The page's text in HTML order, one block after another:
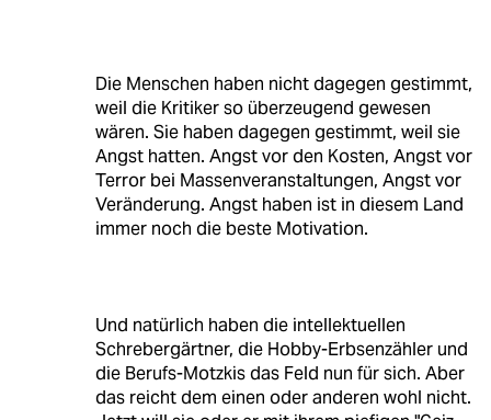
Die Menschen haben nicht dagegen gestimmt,
weil die Kritiker so überzeugend gewesen
wären. Sie haben dagegen gestimmt, weil sie
Angst hatten. Angst vor den Kosten, Angst vor
Terror bei Massenveranstaltungen, Angst vor
Veränderung. Angst haben ist in diesem Land
immer noch die beste Motivation.
Und natürlich haben die intellektuellen
Schrebergärtner, die Hobby-Erbsenzähler und
die Berufs-Motzkis das Feld nun für sich. Aber
das reicht dem einen oder anderen wohl nicht.